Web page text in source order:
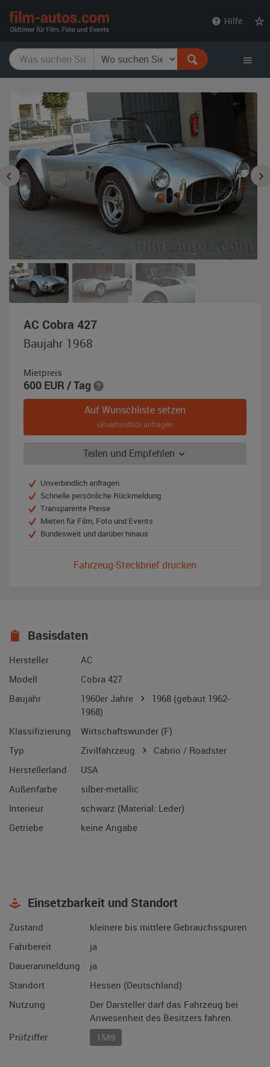
Hilfe
AC Cobra 427,
metallic
Baujahr 1968
Mietpreis
600 EUR / Tag
Auf Wunschliste setzen
Unverbindlich anfragen
Teilen und Empfehlen
Unverbindlich anfragen
Schnelle persönliche Rückmeldung
Transparente Preise
Mieten für Film, Foto und Events
Bundesweit und darüber hinaus
Fahrzeug-Steckbrief drucken
Basisdaten
Hersteller
AC
Modell
Cobra 427
Baujahr
1960er Jahre 1968 (gebaut 1962-
1968)
Klassifizierung
Wirtschaftswunder (F)
Typ
Zivilfahrzeug
Cabrio / Roadster
Herstellerland
USA
Außenfarbe
silber-metallic
Interieur
schwarz (Material: Leder)
Getriebe
keine Angabe
Einsetzbarkeit und Standort
Zustand
kleinere bis mittlere Gebrauchsspuren
Fahrbereit
ja
Daueranmeldung
ja
Standort
Hessen (Deutschland)
Nutzung
Der Darsteller darf das Fahrzeug bei
Anwesenheit des Besitzers fahren.
Prüfziffer
1589